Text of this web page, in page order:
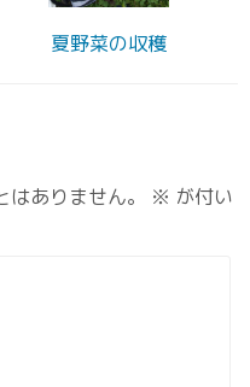
夏野菜の収穫
ありません。 ※ が付い